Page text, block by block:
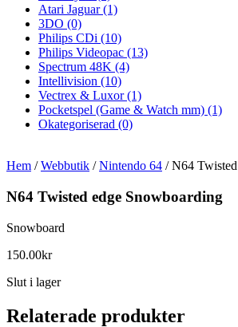
Atari Jaguar(1)
3DO (0)
Philips CDi (10)
Philips Videopac (13)
Spectrum 48K (4)
Intellivision (10)
Vectrex & Luxor(1)
Pocketspel (Game & Watch mm) (1)
Okategoriserad (0)
Hem /Webbutik /Nintendo 64 / N64
N64 Twisted edge Snowboarding
Snowboard
150.00kr
Slut i lager
Relaterade produkter